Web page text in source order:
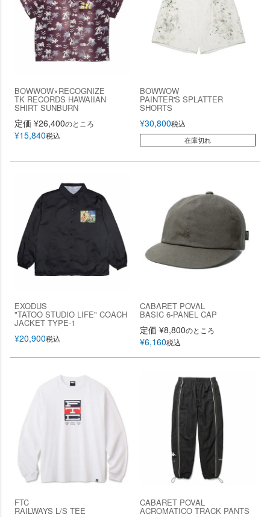
BOWWOW×RECOGNIZE
TK RECORDS HAWAIIAN
SHIRT SUNBURN
定価 ¥26,400のところ
¥15,840税込
BOWWOW
PAINTER'S SPLATTER
SHORTS
¥30,800税込
在庫切れ
EXODUS
"TATOO STUDIO LIFE" COACH
JACKET TYPE-1
¥20,900税込
CABARET POVAL
BASIC 6-PANEL CAP
定価 ¥8,800のところ
¥6,160税込
FTC
RAILWAYS L/S TEE
CABARET POVAL
ACROMATICO TRACK PANTS